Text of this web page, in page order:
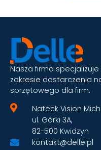
Nasza firma specjalizuje
zakresie dostarczenia
sprzętowego dla firm.
Nateck Vision
ul. Górki 3A,
82-500 Kwidzyn
kontakt@delle.pl